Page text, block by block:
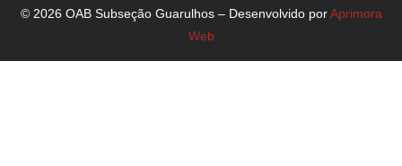
© 2026 OAB Subseção Guarulhos – Desenvolvido porAprimora
Web